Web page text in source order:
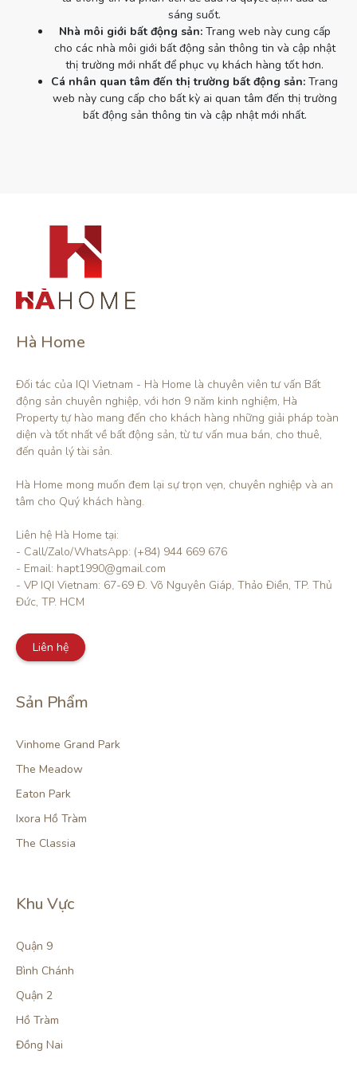
sáng suốt.
Nhà môi giới bất động sản:Trang web này cung cấp
cho các nhà môi giới bất động sản thông tin và cập nhật
thị trường mới nhất để phục vụ khách hàng tốt hơn.
Cá nhân quan tâm đến thị trường bất động sản: Trang
web này cung cấp cho bất kỳ ai quan tâm đến thị trường
bất động sản thông tin và cập nhật mới nhất.
Hà Home
Đối tác của IQI Vietnam - Hà Home là chuyên viên tư vấn Bất
động sản chuyên nghiệp, với hơn 9 năm kinh nghiệm, Hà
Property tự hào mang đến cho khách hàng những giải pháp toàn
diện và tốt nhất về bất động sản, từ tư vấn mua bán, cho thuê,
đến quản lý tài sản.
Hà Home mong muốn đem lại sự trọn vẹn, chuyên nghiệp và an
tâm cho Quý khách hàng.
Liên hệ Hà Home tại:
- Call/Zalo/WhatsApp: (+84) 944 669 676
- Email: hapt1990@gmail.com
- VP IQI Vietnam: 67-69 Đ. Võ Nguyên Giáp, Thảo Điền, TP. Thủ
Đức, TP. HCM
Liên hệ
Sản Phẩm
Vinhome Grand Park
The Meadow
Eaton Park
Ixora Hồ Tràm
The Classia
Khu Vực
Quận 9
Bình Chánh
Quận 2
Hồ Tràm
Đồng Nai